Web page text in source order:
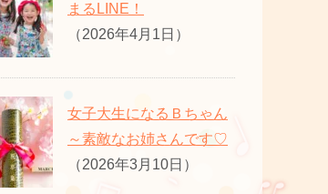
まるLINE！
（2026年4月1日）
女子大生になるＢちゃん
～素敵なお姉さんです♡
（2026年3月10日）